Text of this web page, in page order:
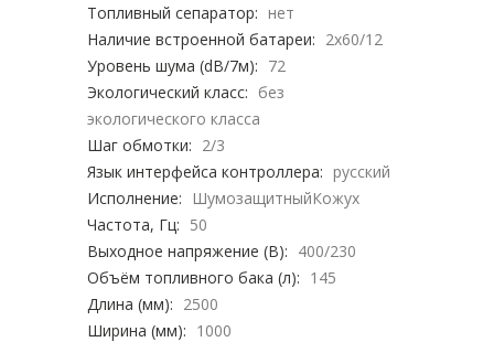
Топливный сепаратор: нет
Наличие встроенной батареи: 2х60/12
Уровень шума (dB/7м): 72
Экологический класс: без
экологического класса
Шаг обмотки: 2/3
Язык интерфейса контроллера: русский
Исполнение:
ШумозащитныйКожух
Частота, Гц: 50
Выходное напряжение (В): 400/230
Объём топливного бака (л): 145
Длина (мм): 2500
Ширина (мм): 1000